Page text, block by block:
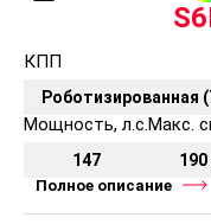
КПП
Роботизированная
Мощность, л.с.
147
Макс.
Полное описание